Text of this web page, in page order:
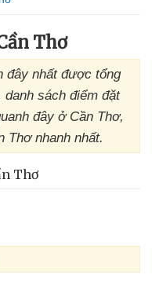
Thơ
đây nhất được tổng
danh sách điểm đặt
đây ở Cần Thơ,
Thơ nhanh nhất.
Thơ